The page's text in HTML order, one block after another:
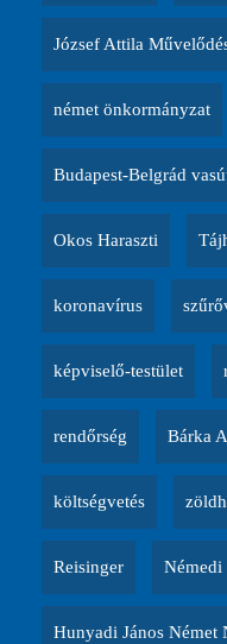
József Attila
német önkormányzat
Budapest-Belgrád
Okos Haraszti
koronavírus
képviselő-testület
rendőrség Bárka
költségvetés
Reisinger Némedi
Hunyadi János Német